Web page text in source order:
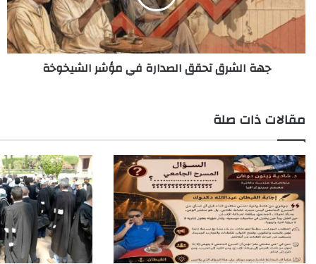
مؤشر
الشيخوخة
جهة الشرق تحقق الصدارة في مؤشر الشيخوخة
مقالات ذات صلة